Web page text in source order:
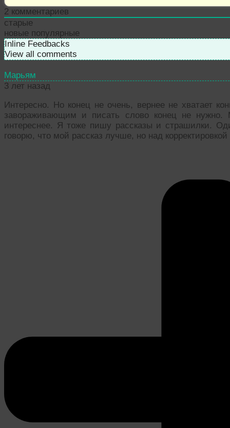
2 комментариев
старые
новые популярные
Inline Feedbacks
View all comments
Марьям
3 лет назад
Интересно. Но конец не очень, вернее не хватает
завораживающим и писать слово конец не нужно.
интереснее. Я тоже пишу рассказы и страшилки.
говорю, что мой рассказ лучше, но над